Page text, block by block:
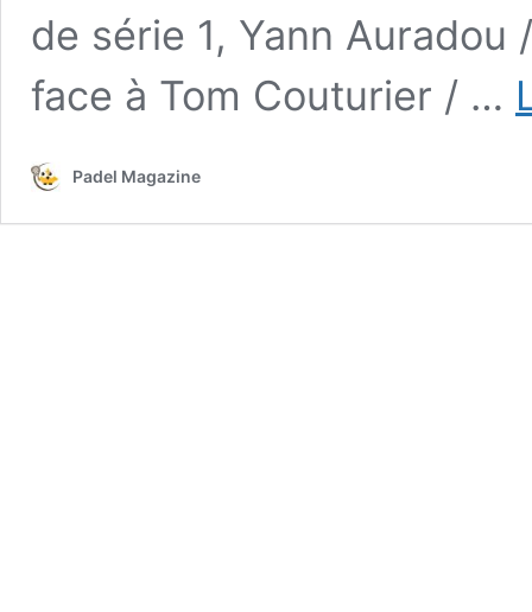
de série 1, Yann
face à Tom Couturier / …
Padel Magazine